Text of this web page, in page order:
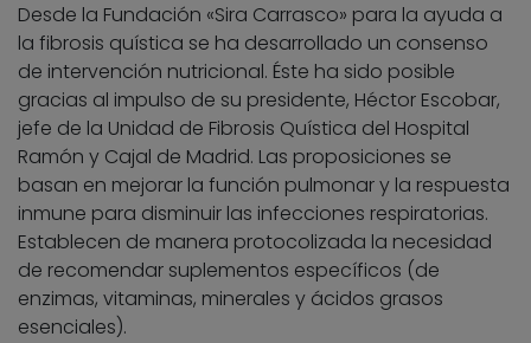
Desde la Fundación «Sira Carrasco» para la ayuda a
la fibrosis quística se ha desarrollado un consenso
de intervención nutricional. Éste ha sido posible
gracias al impulso de su presidente, Héctor Escobar,
jefe de la Unidad de Fibrosis Quística del Hospital
Ramón y Cajal de Madrid. Las proposiciones se
basan en mejorar la función pulmonar y la respuesta
inmune para disminuir las infecciones respiratorias.
Establecen de manera protocolizada la necesidad
de recomendar suplementos específicos (de
enzimas, vitaminas, minerales y ácidos grasos
esenciales).